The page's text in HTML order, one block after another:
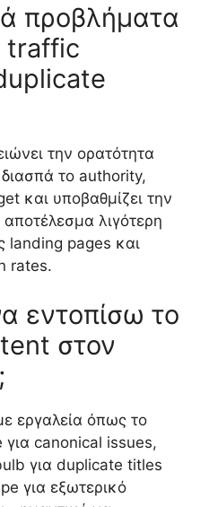
προβλήματα
traffic
την ορατότητα
το authority,
και υποβαθμίζει την
λιγότερη
landing pages και
rates.
εντοπίσω το
στον
εργαλεία όπως το
canonical issues,
για duplicate titles
για εξωτερικό